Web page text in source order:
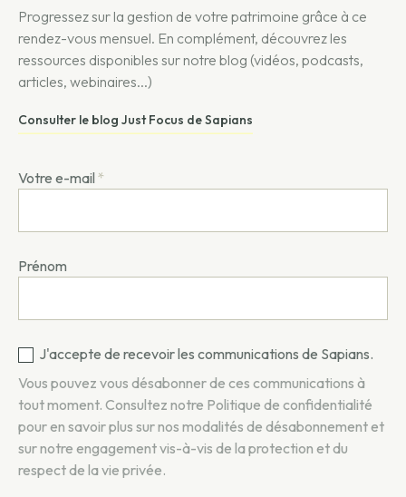
Progressez sur la gestion de votre patrimoine grâce à ce
rendez-vous mensuel. En complément, découvrez les
ressources disponibles sur notre blog (vidéos, podcasts,
articles, webinaires...)
Consulter le blog Just Focus de Sapians
Votre e-mail *
Prénom
J'accepte de recevoir les communications de Sapians.
Vous pouvez vous désabonner de ces communications à
tout moment. Consultez notre Politique de confidentialité
pour en savoir plus sur nos modalités de désabonnement et
sur notre engagement vis-à-vis de la protection et du
respect de la vie privée.